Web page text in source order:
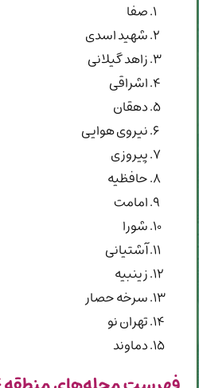
صفا
شهید اسدی
زاهد گیلانی
اشراقی
دهقان
نیروی هوایی
پیروزی
حافظیه
امامت
شورا
آشتیانی
زینبیه
سرخه حصار
تهران نو
دماوند